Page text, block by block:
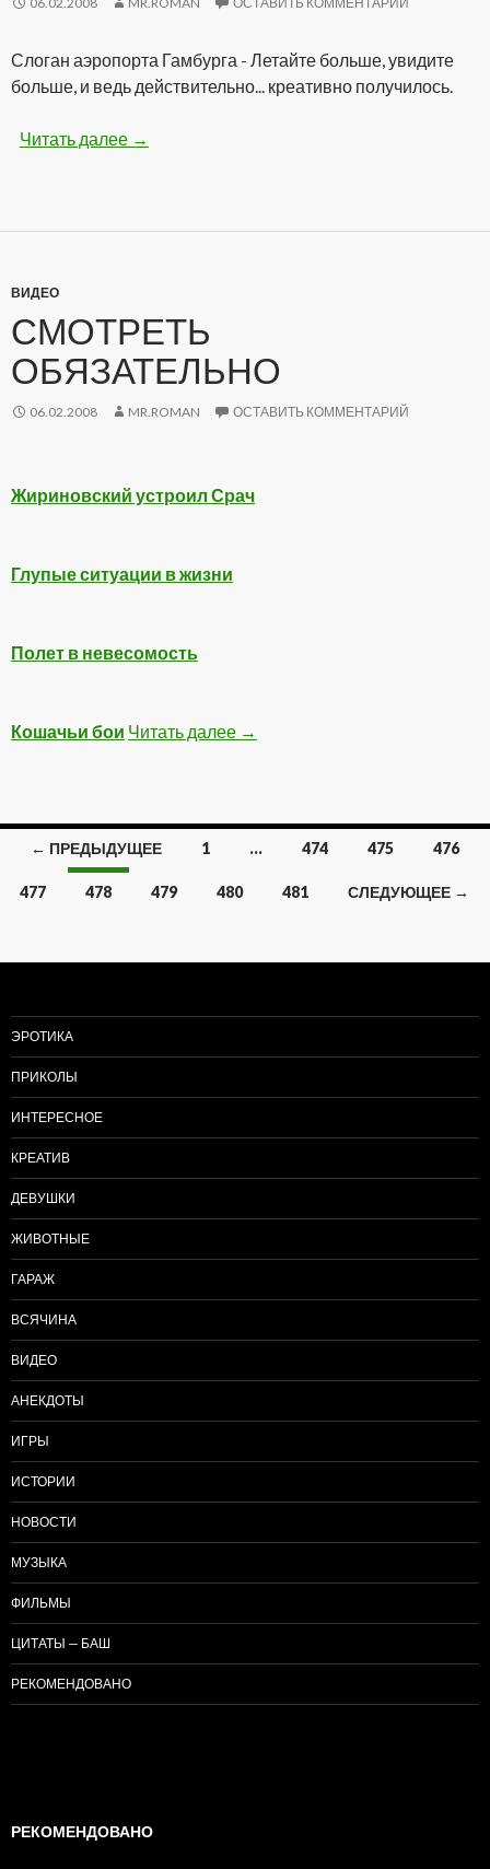
Слоган аэропорта Гамбурга - Летайте больше, увидите
больше, и ведь действительно... креативно получилось.
Читать далее Нам сверху видно все, ты так и знай!
→
ВИДЕО
СМОТРЕТЬ
ОБЯЗАТЕЛЬНО
06.02.2008 MR.ROMAN ОСТАВИТЬ КОММЕНТАРИЙ
Жириновский устроил Срач
Глупые ситуации в жизни
Полет в невесомость
Кошачьи бои Читать далее Смотреть обязательно
→
Навигация
записям
← ПРЕДЫДУЩЕЕ 1 … 474 475 476
477 478 479 480 481 СЛЕДУЮЩЕЕ →
ЭРОТИКА
ПРИКОЛЫ
ИНТЕРЕСНОЕ
КРЕАТИВ
ДЕВУШКИ
ЖИВОТНЫЕ
ГАРАЖ
ВСЯЧИНА
ВИДЕО
АНЕКДОТЫ
ИГРЫ
ИСТОРИИ
НОВОСТИ
МУЗЫКА
ФИЛЬМЫ
ЦИТАТЫ — БАШ
РЕКОМЕНДОВАНО
РЕКОМЕНДОВАНО